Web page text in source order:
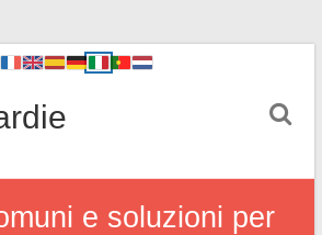
e soluzioni per